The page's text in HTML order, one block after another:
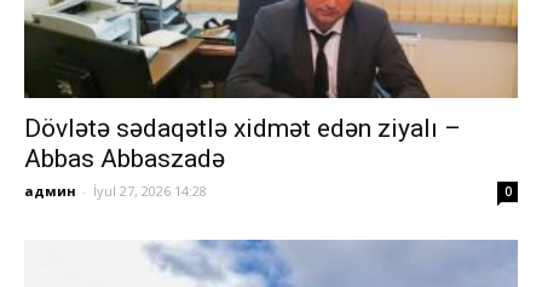
Dövlətə sədaqətlə xidmət edən ziyalı –
Abbas Abbaszadə
админ - İyul 27, 2026 14:28 0